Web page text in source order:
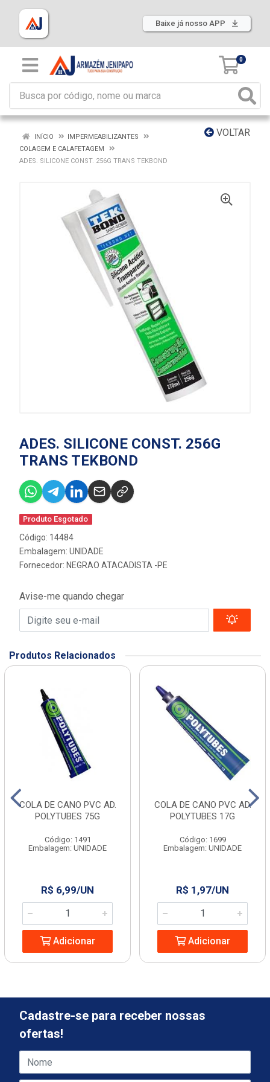
Baixe já nosso APP
0
VOLTAR
INÍCIO
IMPERMEABILIZANTES
COLAGEM E CALAFETAGEM
ADES. SILICONE CONST. 256G TRANS TEKBOND
ADES. SILICONE CONST. 256G
TRANS TEKBOND
Produto Esgotado
Código: 14484
Embalagem: UNIDADE
Fornecedor: NEGRAO ATACADISTA -PE
Avise-me quando chegar
Produtos Relacionados
COLA DE CANO PVC AD.
POLYTUBES 75G
Código: 1491
Embalagem: UNIDADE
R$ 6,99/UN
Adicionar
COLA DE CANO PVC AD.
POLYTUBES 17G
Código: 1699
Embalagem: UNIDADE
R$ 1,97/UN
Adicionar
Cadastre-se para receber nossas
ofertas!